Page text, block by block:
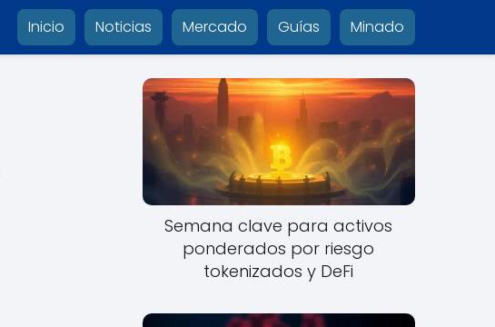
Inicio Noticias Mercado Guías Minado
Semana clave para activos
ponderados por riesgo
tokenizados y DeFi